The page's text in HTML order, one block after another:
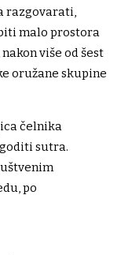
razgovarati,
malo prostora
više od šest
oružane skupine
čelnika
sutra.
po